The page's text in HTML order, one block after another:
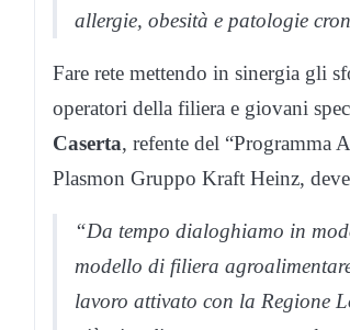
allergie, obesità e patologie
Fare rete mettendo in sinergia gli
operatori della filiera e giovani
Caserta, refente del “Programma
Plasmon Gruppo Kraft Heinz,
“Da tempo dialoghiamo in
modello di filiera
lavoro attivato con la Regione